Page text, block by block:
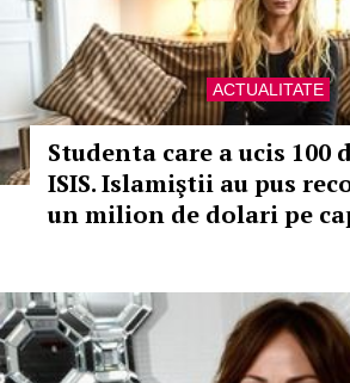
ACTUALITATE
Studenta care a ucis 100
ISIS. Islamiştii au pus
un milion de dolari pe